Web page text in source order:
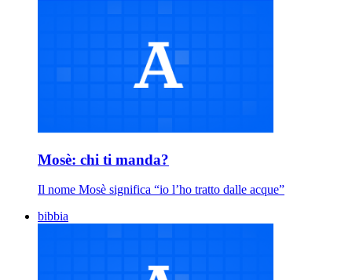
Mosè: chi ti manda?
Il nome Mosè significa “io l’ho tratto dalle acque”
bibbia